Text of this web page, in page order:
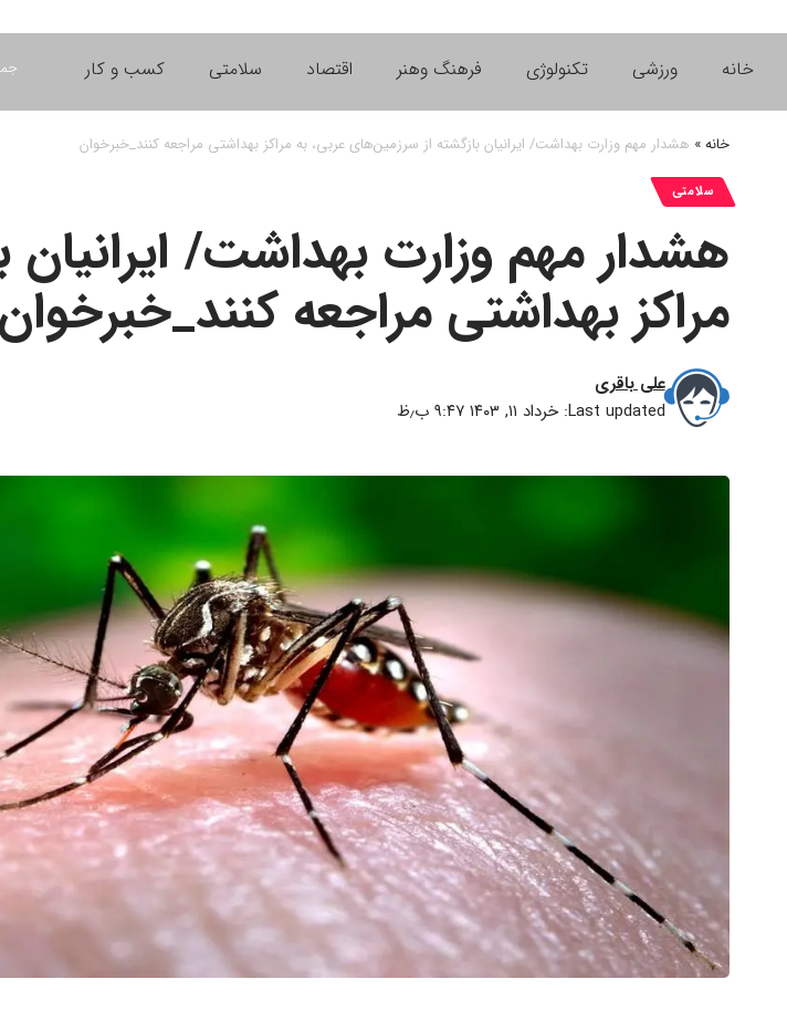
خانه ورزشی تکنولوژی فرهنگ وهنر اقتصاد سلامتی کسب و کار
خانه» هشدار مهم وزارت بهداشت/ ایرانیان بازگشته از سرزمین‌های عربی، به مراکز بهداشتی مراجعه کنند_خبرخوان
سلامتی
هشدار مهم وزارت بهداشت/ ایرانیان
مراکز بهداشتی مراجعه کنند_خبرخوان
Last updated: خرداد ۱۱, ۱۴۰۳ ۹:۴۷ ب٫ظ
علی باقری